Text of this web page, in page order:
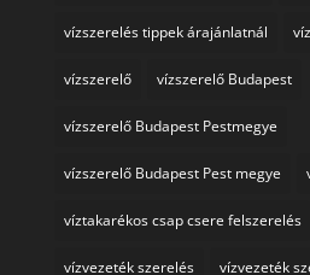
vízszerelés tippek árajánlatnál
vízszerelő vízszerelő Budapest
vízszerelő Budapest Pestmegye
vízszerelő Budapest Pest megye
víztakarékos csap csere felszerelés
vízvezeték szerelés vízvezeték